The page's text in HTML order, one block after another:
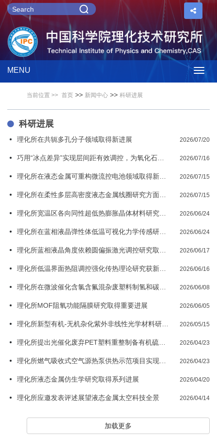
MENU
当前位置 >> 首页 >> 新闻中心 >> 科研进展
科研进展
理化所在共轭多孔分子领域取得新进展 2026/07/20
2026/07/16
2026/07/15
2026/07/15
2026/06/24
2026/06/24
2026/06/17
2026/06/16
2026/06/08
理化所MOF阻氧功能隔膜研究取得重要进展 2026/06/05
2026/05/15
2026/04/23
2026/04/23
理化所液态金属仿生学研究取得系列进展 2026/04/20
理化所应邀发表评述展望液态金属太空科技全景 2026/04/14
加载更多